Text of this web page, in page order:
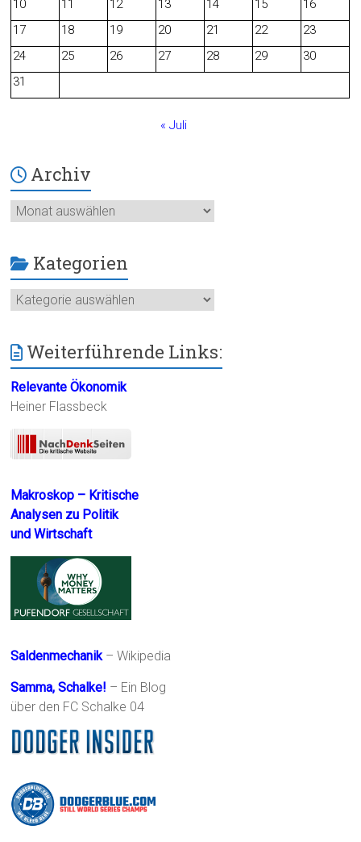
10 11 12 13 14 15
16
17
18 19 20 21 22
23
24
25 26 27 28 29
30
31
« Juli
Archiv
Archiv
Kategorien
Kategorien
Weiterführende Links:
Relevante Ökonomik
Heiner Flassbeck
Makroskop – Kritische
Analysen zu Politik
und Wirtschaft
Saldenmechanik– Wikipedia
Samma, Schalke! – Ein Blog
über den FC Schalke 04